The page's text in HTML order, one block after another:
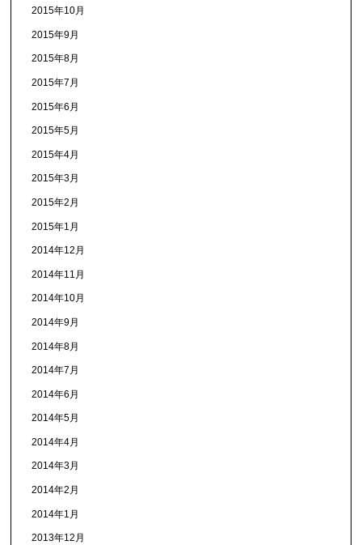
2015年10月
2015年9月
2015年8月
2015年7月
2015年6月
2015年5月
2015年4月
2015年3月
2015年2月
2015年1月
2014年12月
2014年11月
2014年10月
2014年9月
2014年8月
2014年7月
2014年6月
2014年5月
2014年4月
2014年3月
2014年2月
2014年1月
2013年12月